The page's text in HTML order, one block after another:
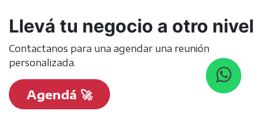
Llevá tu negocio a otro nivel
Contactanos para una agendar una reunión
personalizada.
Agendá 🚀